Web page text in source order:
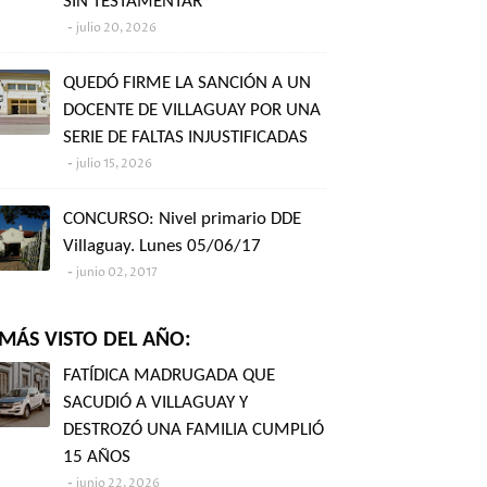
julio 20, 2026
QUEDÓ FIRME LA SANCIÓN A UN
DOCENTE DE VILLAGUAY POR UNA
SERIE DE FALTAS INJUSTIFICADAS
julio 15, 2026
CONCURSO: Nivel primario DDE
Villaguay. Lunes 05/06/17
junio 02, 2017
VISTO DEL AÑO:
FATÍDICA MADRUGADA QUE
SACUDIÓ A VILLAGUAY Y
DESTROZÓ UNA FAMILIA CUMPLIÓ
15 AÑOS
junio 22, 2026